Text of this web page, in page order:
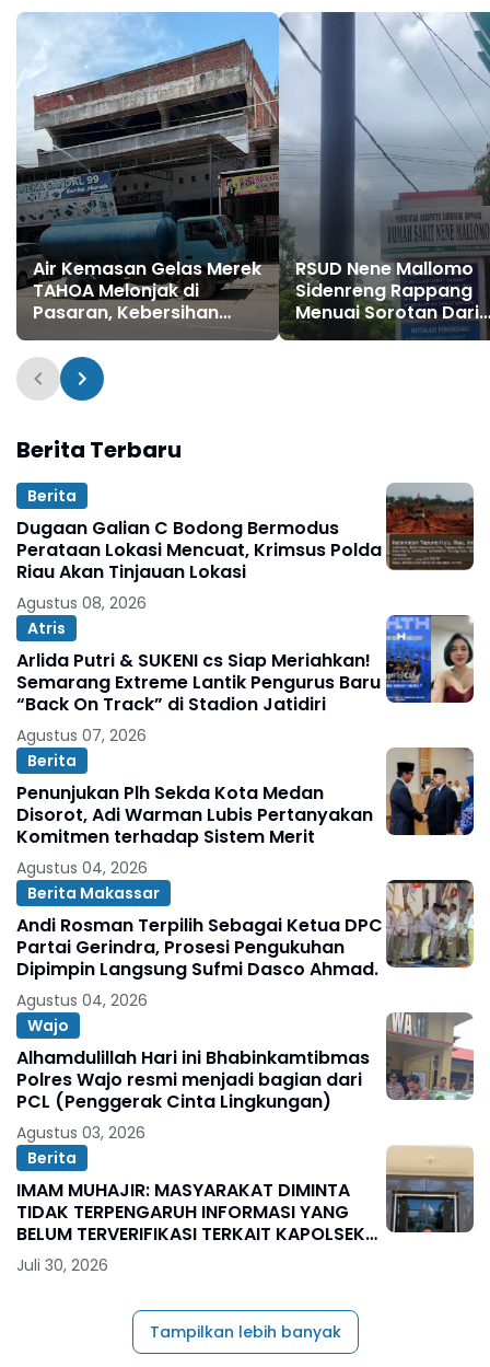
Air Kemasan Gelas Merek
TAHOA Melonjak di
Pasaran, Kebersihan
Dipertanyakan
RSUD Nene Mallomo
Sidenreng Rappang
Menuai Sorotan Dari
Masyarakat Tidak
Berita Terbaru
Berita
Dugaan Galian C Bodong Bermodus
Perataan Lokasi Mencuat, Krimsus Polda
Riau Akan Tinjauan Lokasi
Agustus 08, 2026
Atris
Arlida Putri & SUKENI cs Siap Meriahkan!
Semarang Extreme Lantik Pengurus Baru
“Back On Track” di Stadion Jatidiri
Agustus 07, 2026
Berita
Penunjukan Plh Sekda Kota Medan
Disorot, Adi Warman Lubis Pertanyakan
Komitmen terhadap Sistem Merit
Agustus 04, 2026
Berita Makassar
Andi Rosman Terpilih Sebagai Ketua DPC
Partai Gerindra, Prosesi Pengukuhan
Dipimpin Langsung Sufmi Dasco Ahmad.
Agustus 04, 2026
Wajo
Alhamdulillah Hari ini Bhabinkamtibmas
Polres Wajo resmi menjadi bagian dari
PCL (Penggerak Cinta Lingkungan)
Agustus 03, 2026
Berita
IMAM MUHAJIR: MASYARAKAT DIMINTA
TIDAK TERPENGARUH INFORMASI YANG
BELUM TERVERIFIKASI TERKAIT KAPOLSEK
BOLO
Juli 30, 2026
Tampilkan lebih banyak